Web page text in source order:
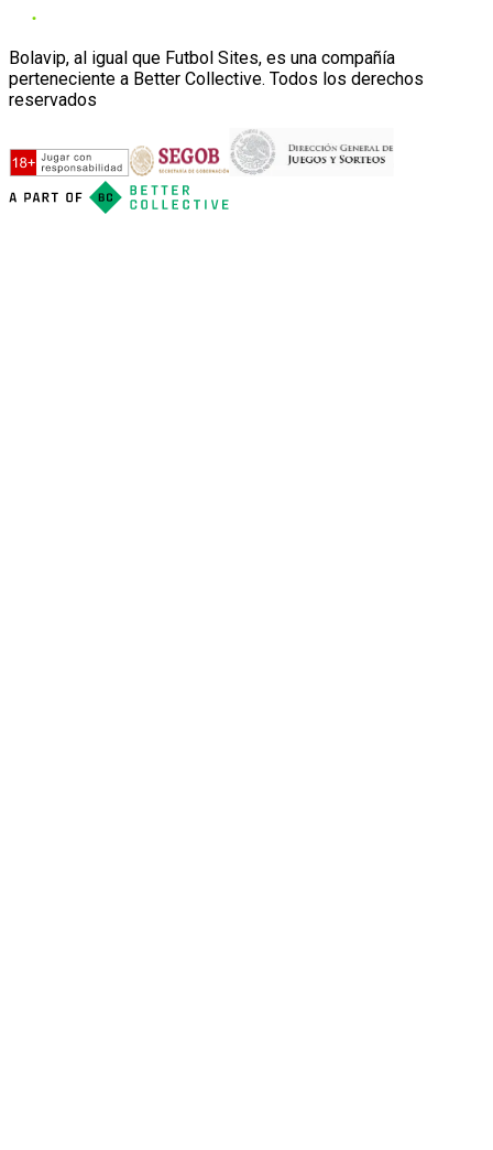
Bolavip, al igual que Futbol Sites, es una compañía
perteneciente a Better Collective. Todos los derechos
reservados